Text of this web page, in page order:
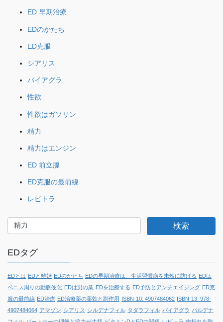
ED 早期治療
EDのかたち
ED克服
シアリス
バイアグラ
性欲
性欲はガソリン
精力
精力はエンジン
ED 前立腺
ED克服の最前線
レビトラ
EDタグ
EDとは EDと離婚 EDのかたち EDの早期治療は、生活習慣病を未然に防げる EDは
ペニス周りの動脈硬化 EDは男の業 EDを治療する ED予防とアンチエイジング ED克
服の最前線 ED治療 ED治療薬の薬効と副作用 ISBN-10: 4907484062 ISBN-13: 978-
4907484064 アマゾン シアリス シルデナフィル タダラフィル バイアグラ バルデナ